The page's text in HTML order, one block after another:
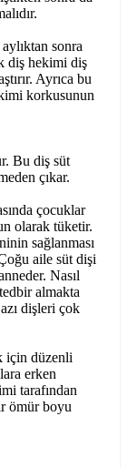
sonra
diş hekimi diş
Ayrıca bu
korkusunun
Bu diş süt
çıkar.
çocuklar
olarak tüketir.
sağlanması
aile süt dişi
Nasıl
almakta
dişleri çok
için düzenli
erken
tarafından
ömür boyu